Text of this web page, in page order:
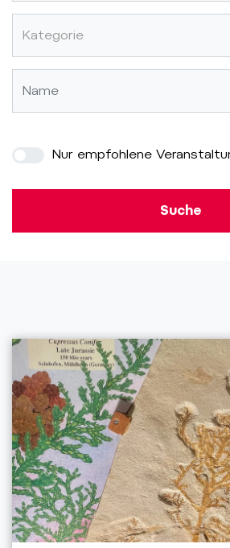
Kategorie
Nur empfohlene
Suche